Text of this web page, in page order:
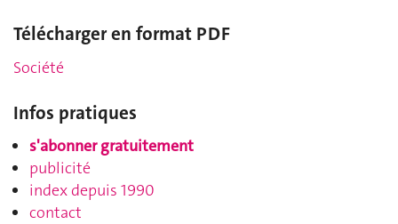
Télécharger en format PDF
Société
Infos pratiques
s'abonner gratuitement
publicité
index depuis 1990
contact